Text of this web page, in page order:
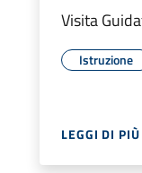
Visita
Istruzione
LEGGI DI PIÙ